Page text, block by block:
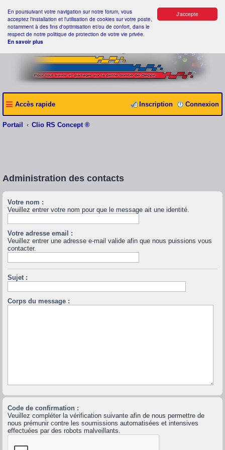
J'accepte
En poursuivant votre navigation sur notre forum, vous
acceptez l'installation et l'utilisation de cookies sur votre poste,
notamment à des fins d'optimisation et/ou de confort, dans le
respect de notre politique de protection de votre vie privée.
En savoir plus
Accès rapide Connexion
Inscription
Portail Clio RS Concept ®
Administration des contacts
Votre nom :
Veuillez entrer votre nom pour que le message ait une identité.
Votre adresse email :
Veuillez entrer une adresse e-mail valide afin que nous puissions vous
contacter.
Sujet :
Corps du message :
Code de confirmation :
Veuillez compléter la vérification suivante afin de nous permettre de
nous prémunir contre les soumissions automatisées et intensives
effectuées par des robots malveillants.